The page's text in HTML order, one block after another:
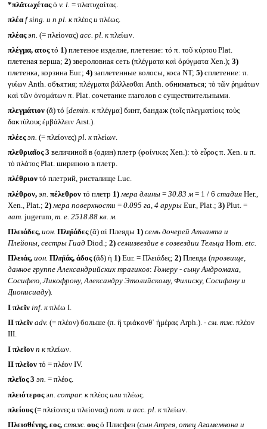
*πλᾰτωχέταςὁ v. l. = πλατυχαίτας.
πλέα f sing. и n pl. кπλέος и πλέως.
πλέας эп. (= πλείονας) acc. pl. кπλείων.
πλέγμα, ατοςτό 1)плетеное изделие, плетение: τό π. τοῦ κύρτου Plat.
плетеная верша; 2)звероловная сеть (πλέγματα καὶ ὀρύγματα Xen.); 3)
плетенка, корзина Eur.; 4)заплетенные волосы, коса NT; 5)сплетение: π.
γυίων Anth. объятия; πλέγματα βάλλεσθαι Anth. обниматься; τὸ τῶν ῥημάτων
καὶ τῶν ὀνομάτων π. Plat. сочетание глаголов с существительными.
πλεγμάτιον(ᾰ) τό [demin. кπλέγμα] бинт, бандаж (τοῖς πλεγματίοις τοὺς
δακτύλους ἐμβάλλειν Arst.).
πλέες эп. (= πλείονες) pl. кπλείων.
πλεθριαῖος 3 величиной в (один) плетр (φοίνικες Xen.): τὸ εὖρος π. Xen. и π.
τὸ πλάτος Plat. шириною в плетр.
πλέθριον τό плетрий, ристалище Luc.
πλέθρον, эп. πέλεθρον τό плетр 1) мера длины=30.83 м= 1 / 6 стадияHer.,
Xen., Plat.; 2) мера поверхности = 0.095 га, 4 арурыEur., Plat.; 3)Plut. =
лат. jugerum, т. е. 2518.88 кв. м.
Πλειάδες, ион. Πληϊάδες(ᾰ) αἱ Плеяды 1) семь дочерей Атланта и
Плейоны, сестры ГиадDiod.; 2) семизвездие в созвездии Тельца Hom. etc.
Πλειάς, ион. Πληϊάς, άδος(ᾰδ) ἡ 1)Eur. = Πλειάδες; 2)Плеяда (прозвище,
данное группе Александрийских трагиков: Гомеру - сыну Андромаха,
Сосифею, Ликофрону, Александру Этолийскому, Филиску, Сосифану и
Дионисиаду).
I πλεῖν inf. кπλέω I.
II πλεῖν adv. (= πλέον) больше (π. ἢ τριάκονθ᾽ ἡμέρας Arph.). - см. тж. πλέον
III.
I πλεῖον n кπλείων.
II πλεῖον τό = πλέον IV.
πλεῖος 3 эп. = πλέος.
πλειότερος эп. compar. кπλέος или πλέως.
πλείους(= πλείονες и πλείονας) nom. и acc. pl. кπλείων.
Πλεισθένης, εος, стяж. ουςὁ Плисфен (сын Атрея, отец Агамемнона и